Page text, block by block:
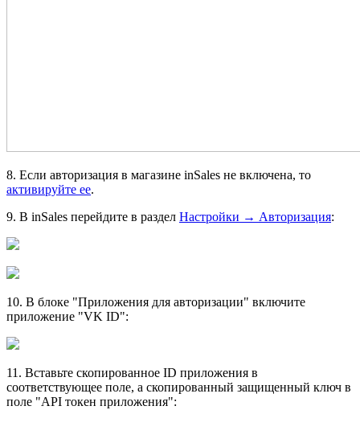
8. Если авторизация в магазине inSales не включена, то
активируйте ее.
9. В inSales перейдите в раздел Настройки → Авторизация:
10. В блоке "Приложения для авторизации" включите
приложение "VK ID":
11. Вставьте скопированное ID приложения в
соответствующее поле, а скопированный защищенный ключ в
поле "API токен приложения":